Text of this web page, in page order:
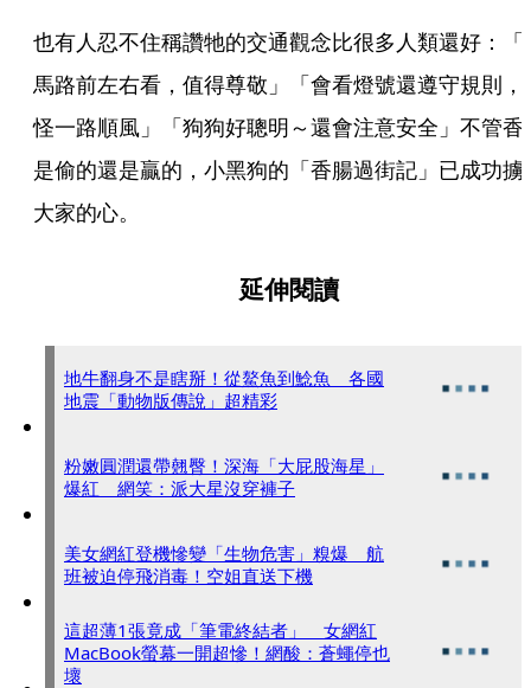
也有人忍不住稱讚牠的交通觀念比很多人類還好：「
馬路前左右看，值得尊敬」「會看燈號還遵守規則，
怪一路順風」「狗狗好聰明～還會注意安全」不管香
是偷的還是贏的，小黑狗的「香腸過街記」已成功擄
大家的心。
延伸閱讀
地牛翻身不是瞎掰！從鰲魚到鯰魚 各國
地震「動物版傳說」超精彩
粉嫩圓潤還帶翹臀！深海「大屁股海星」
爆紅 網笑：派大星沒穿褲子
美女網紅登機慘變「生物危害」糗爆 航
班被迫停飛消毒！空姐直送下機
這超薄1張竟成「筆電終結者」 女網紅
MacBook螢幕一開超慘！網酸：蒼蠅停也
壞